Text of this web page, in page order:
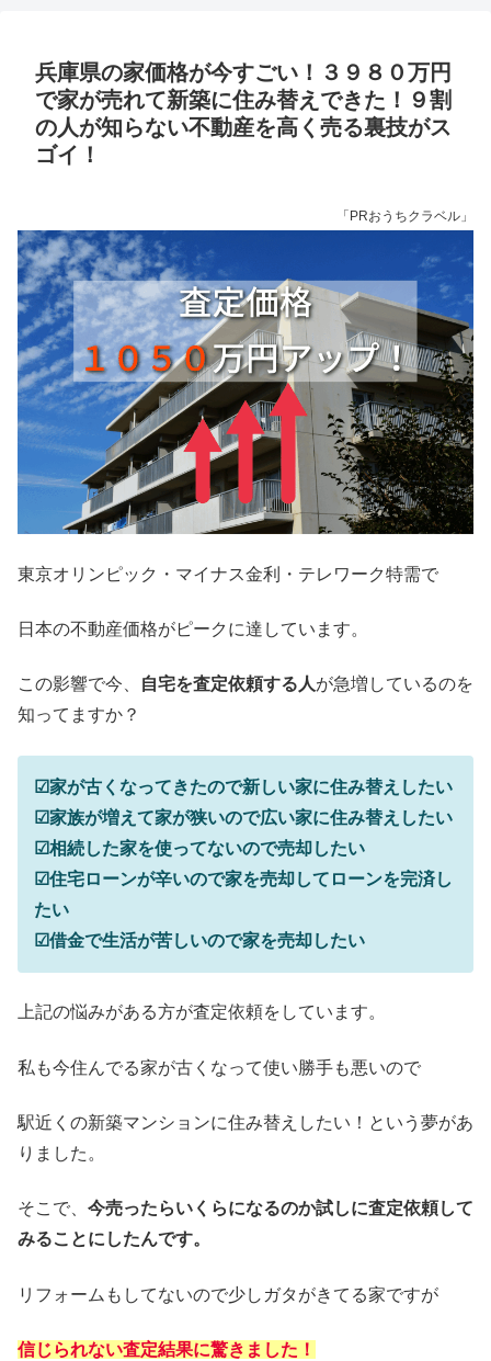
兵庫県の家価格が今すごい！３９８０万円
で家が売れて新築に住み替えできた！９割
の人が知らない不動産を高く売る裏技がス
ゴイ！
「PRおうちクラベル」
東京オリンピック・マイナス金利・テレワーク特需で
日本の不動産価格がピークに達しています。
この影響で今、 自宅を査定依頼する人が急増しているのを
知ってますか？
☑家が古くなってきたので新しい家に住み替えしたい
☑家族が増えて家が狭いので広い家に住み替えしたい
☑相続した家を使ってないので売却したい
☑住宅ローンが辛いので家を売却してローンを完済し
たい
☑借金で生活が苦しいので家を売却したい
上記の悩みがある方が査定依頼をしています。
私も今住んでる家が古くなって使い勝手も悪いので
駅近くの新築マンションに住み替えしたい！という夢があ
りました。
そこで、 今売ったらいくらになるのか試しに査定依頼して
みることにしたんです。
リフォームもしてないので少しガタがきてる家ですが
信じられない査定結果に驚きました！